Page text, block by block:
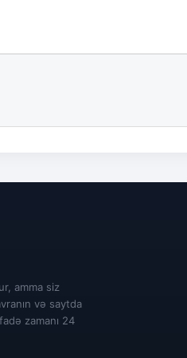
amma siz
və saytda
zamanı 24